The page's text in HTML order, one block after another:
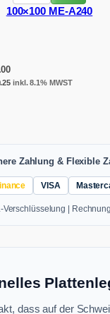
100×100 ME-A240
inkl. 8.1% MWST
Zahlung & Flexible
VISA
Verschlüsselung |
dass auf der